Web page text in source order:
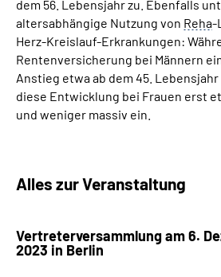
dem 56. Lebensjahr zu. Ebenfalls
altersabhängige Nutzung von Reha-
Herz-Kreislauf-Erkrankungen:
Rentenversicherung bei Männern
Anstieg etwa ab dem 45.
diese Entwicklung bei Frauen erst
und weniger massiv ein.
Alles zur Veranstaltung
Vertreterversammlung am 6.
2023 in Berlin